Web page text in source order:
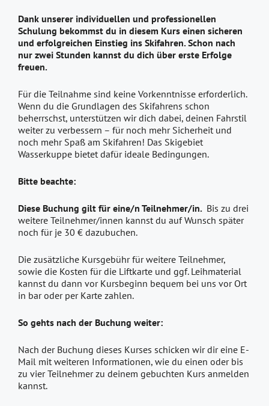
Dank unserer individuellen und professionellen
Schulung bekommst du in diesem Kurs einen sicheren
und erfolgreichen Einstieg ins Skifahren. Schon nach
nur zwei Stunden kannst du dich über erste Erfolge
freuen.
Für die Teilnahme sind keine Vorkenntnisse erforderlich.
Wenn du die Grundlagen des Skifahrens schon
beherrschst, unterstützen wir dich dabei, deinen Fahrstil
weiter zu verbessern – für noch mehr Sicherheit und
noch mehr Spaß am Skifahren! Das Skigebiet
Wasserkuppe bietet dafür ideale Bedingungen.
Bitte beachte:
Diese Buchung gilt für eine/n Teilnehmer/in. Bis zu drei
weitere Teilnehmer/innen kannst du auf Wunsch später
noch für je 30 € dazubuchen.
Die zusätzliche Kursgebühr für weitere Teilnehmer,
sowie die Kosten für die Liftkarte und ggf. Leihmaterial
kannst du dann vor Kursbeginn bequem bei uns vor Ort
in bar oder per Karte zahlen.
So gehts nach der Buchung weiter:
Nach der Buchung dieses Kurses schicken wir dir eine E-
Mail mit weiteren Informationen, wie du einen oder bis
zu vier Teilnehmer zu deinem gebuchten Kurs anmelden
kannst.